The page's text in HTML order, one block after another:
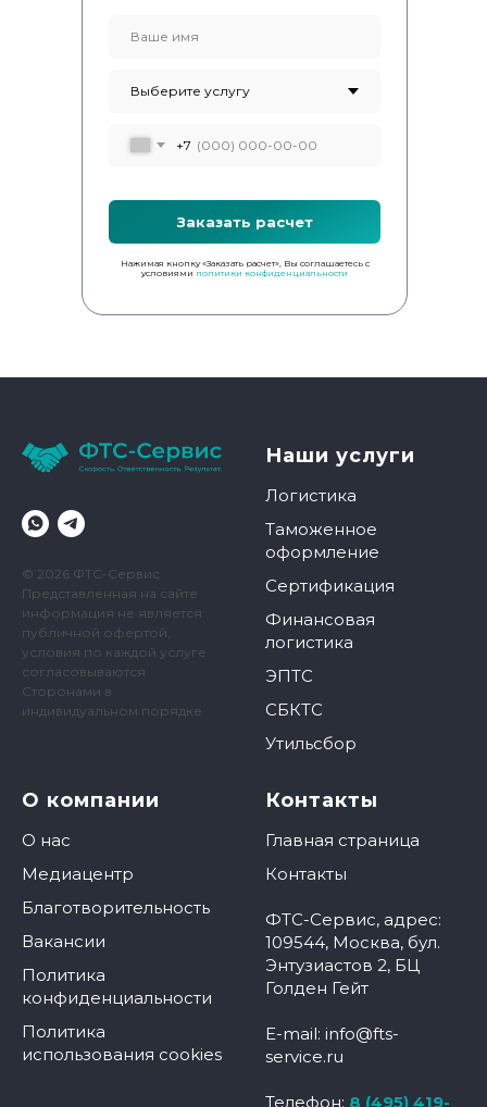
Нажимая кнопку «Заказать расчет», Вы соглашаетесь с
условиями политики конфиденциальности
+7
Заказать расчет
© 2026 ФТС-Сервис
Представленная на сайте
информация не является
публичной офертой,
условия по каждой услуге
согласовываются
Сторонами в
индивидуальном порядке
Наши услуги
Логистика
Таможенное
оформление
Сертификация
Финансовая
логистика
ЭПТС
СБКТС
Утильсбор
О компании
О нас
Медиацентр
Благотворительность
Вакансии
Политика
конфиденциальности
Политика
использования cookies
Контакты
Главная страница
Контакты
ФТС-Сервис, адрес:
109544, Москва, бул.
Энтузиастов 2, БЦ
Голден Гейт
E-mail: info@fts-
service.ru
Телефон: 8 (495) 419-